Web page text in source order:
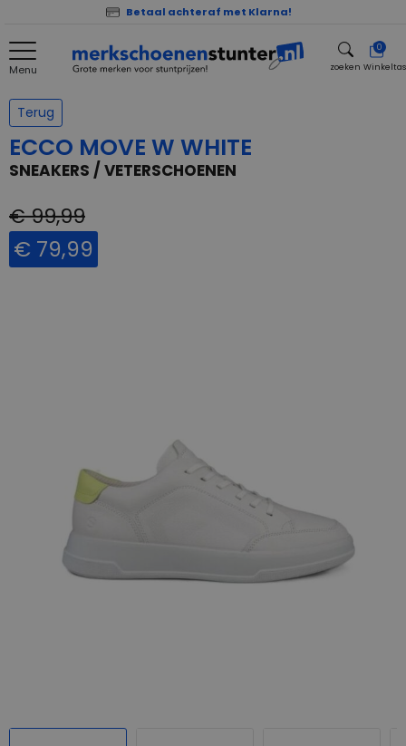
Betaal achteraf met Klarna!
Menu zoeken
0
Winkeltas
Terug
ECCO MOVE W WHITE
SNEAKERS / VETERSCHOENEN
€ 99,99
€ 79,99